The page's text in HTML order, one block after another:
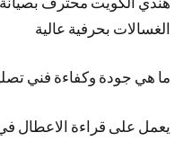
الغسالات بحرفية عالية
ما هي جودة وكفاءة فني
يعمل على قراءة الاعطال